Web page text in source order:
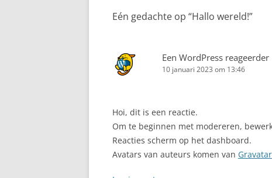
Eén gedachte op “Hallo wereld!”
Een WordPress reageerder
10 januari 2023 om 13:46
Hoi, dit is een reactie.
Om te beginnen met modereren,
Reacties scherm op het dashboard.
Avatars van auteurs komen van Gravatar